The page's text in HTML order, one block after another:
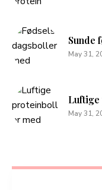
Sunde
May 31,
May 31,